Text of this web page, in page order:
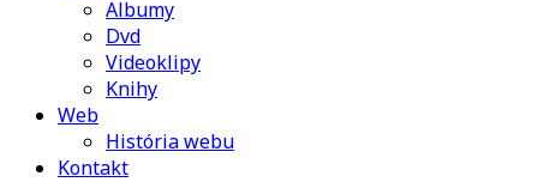
Albumy
Dvd
Videoklipy
Knihy
Web
História webu
Kontakt